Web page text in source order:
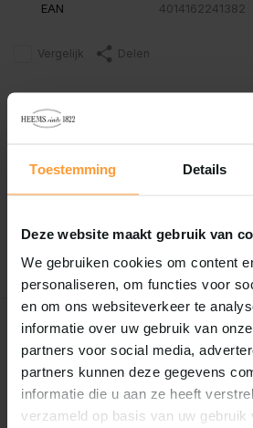
Toestemming Details
Deze website maakt gebruik van
We gebruiken cookies om content
personaliseren, om functies voor
en om ons websiteverkeer te
informatie over uw gebruik van
partners voor social media,
partners kunnen deze gegevens
informatie die u aan ze heeft
verzameld op basis van uw gebruik
EAN 4014162241382
Vergelijk Delen
Reviews
0/ Based on 0 reviews
Recent bekeken